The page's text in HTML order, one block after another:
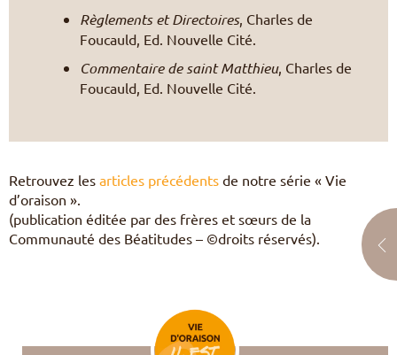
Règlements et Directoires, Charles de
Foucauld, Ed. Nouvelle Cité.
Commentaire de saint Matthieu, Charles de
Foucauld, Ed. Nouvelle Cité.
Retrouvez les articles précédents de notre série « Vie
d’oraison ».
(publication éditée par des frères et sœurs de la
Communauté des Béatitudes – ©droits réservés).